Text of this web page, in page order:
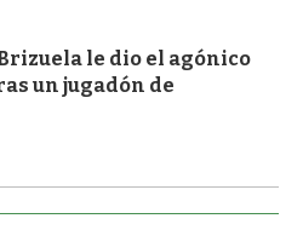
le dio el agónico
un jugadón de